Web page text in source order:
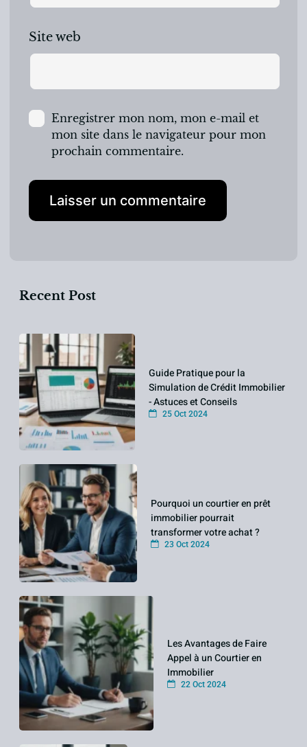
Site web
Enregistrer mon nom, mon e-mail et
mon site dans le navigateur pour mon
prochain commentaire.
Recent Post
Guide Pratique pour la
Simulation de Crédit Immobilier
- Astuces et Conseils
25 Oct 2024
Pourquoi un courtier en prêt
immobilier pourrait
transformer votre achat ?
23 Oct 2024
Les Avantages de Faire
Appel à un Courtier en
Immobilier
22 Oct 2024